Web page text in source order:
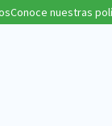
Conoce nuestras